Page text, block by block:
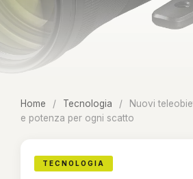
Home / Tecnologia /
Nuovi
e potenza per ogni scatto
TECNOLOGIA